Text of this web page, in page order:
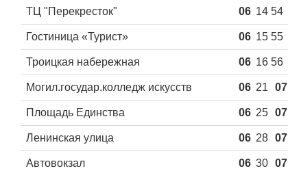
ТЦ "Перекресток" 06 14 54
Гостиница «Турист» 06 15 55
Троицкая набережная 06 16 56
Могил.государ.колледж искусств 06 21 07
Площадь Единства 06 25 07
Ленинская улица 06 28 07
Автовокзал 06 30 07